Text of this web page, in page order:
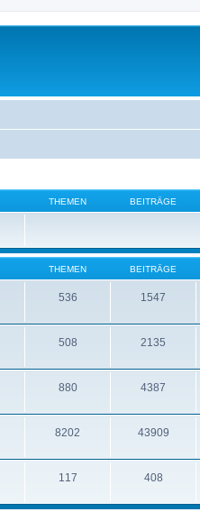
THEMEN BEITRÄGE
THEMEN BEITRÄGE
536 1547
508 2135
880 4387
8202 43909
117 408